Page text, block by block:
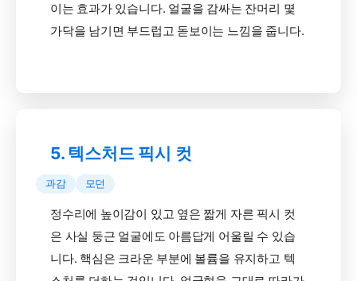
이는 효과가 있습니다. 얼굴을 감싸는 잔머리 몇
가닥을 남기면 부드럽고 돋보이는 느낌을 줍니다.
5. 텍스처드 픽시 컷
과감 모던
정수리에 높이감이 있고 옆은 짧게 자른 픽시 컷
은 사실 둥근 얼굴에도 아름답게 어울릴 수 있습
니다. 핵심은 크라운 부분에 볼륨을 유지하고 텍